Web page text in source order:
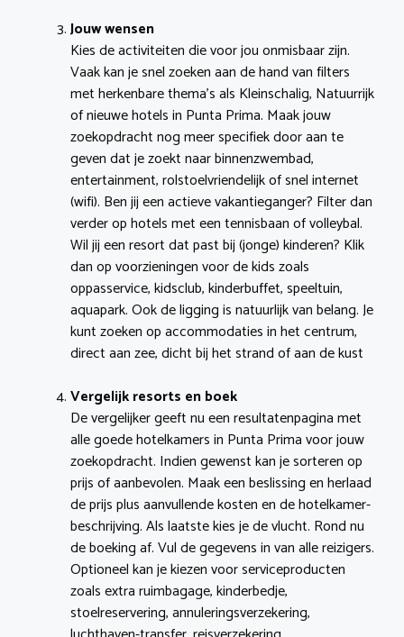
Jouw wensen
Kies de activiteiten die voor jou onmisbaar zijn.
Vaak kan je snel zoeken aan de hand van filters
met herkenbare thema’s als Kleinschalig, Natuurrijk
of nieuwe hotels in Punta Prima. Maak jouw
zoekopdracht nog meer specifiek door aan te
geven dat je zoekt naar binnenzwembad,
entertainment, rolstoelvriendelijk of snel internet
(wifi). Ben jij een actieve vakantieganger? Filter dan
verder op hotels met een tennisbaan of volleybal.
Wil jij een resort dat past bij (jonge) kinderen? Klik
dan op voorzieningen voor de kids zoals
oppasservice, kidsclub, kinderbuffet, speeltuin,
aquapark. Ook de ligging is natuurlijk van belang. Je
kunt zoeken op accommodaties in het centrum,
direct aan zee, dicht bij het strand of aan de kust
Vergelijk resorts en boek
De vergelijker geeft nu een resultatenpagina met
alle goede hotelkamers in Punta Prima voor jouw
zoekopdracht. Indien gewenst kan je sorteren op
prijs of aanbevolen. Maak een beslissing en herlaad
de prijs plus aanvullende kosten en de hotelkamer-
beschrijving. Als laatste kies je de vlucht. Rond nu
de boeking af. Vul de gegevens in van alle reizigers.
Optioneel kan je kiezen voor serviceproducten
zoals extra ruimbagage, kinderbedje,
stoelreservering, annuleringsverzekering,